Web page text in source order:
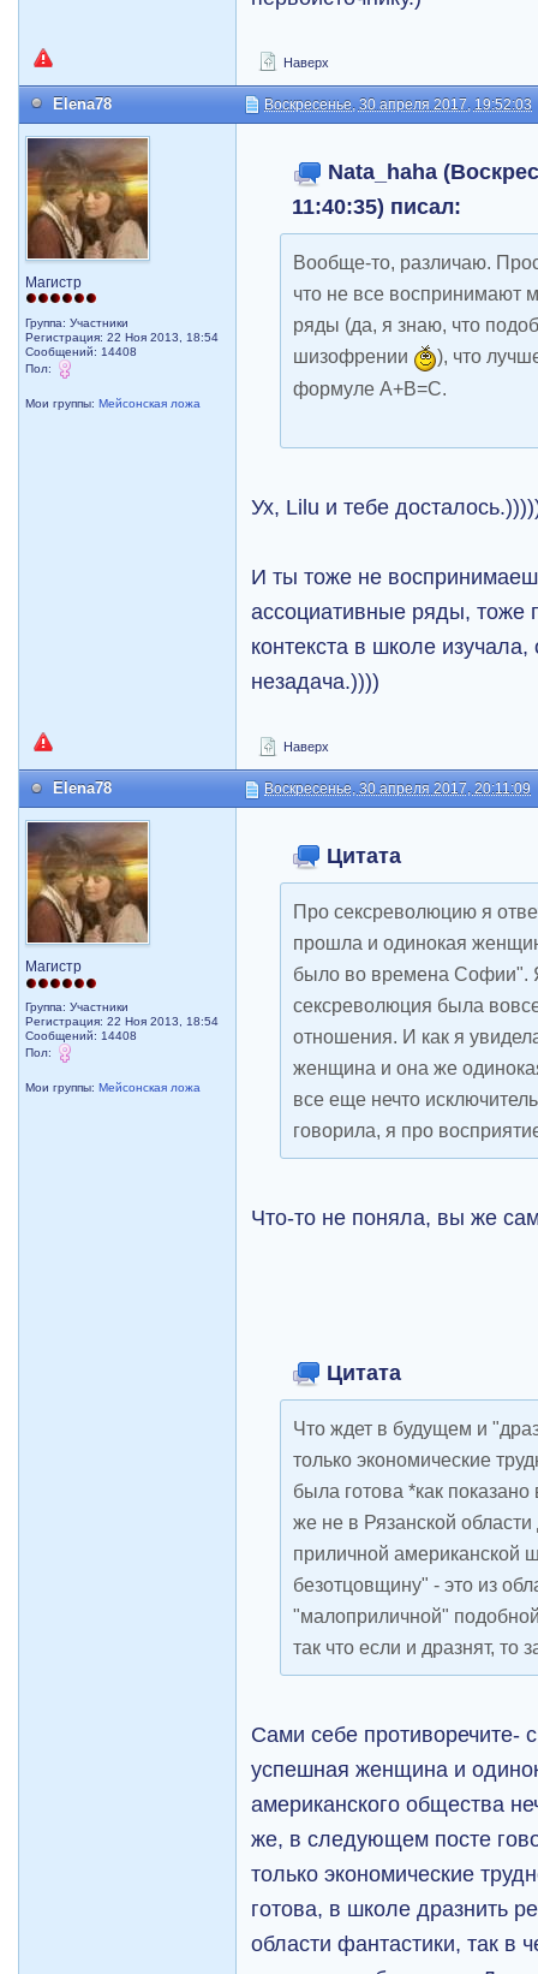
Наверх
Elena78 Воскресенье, 30 апреля 2017, 19:52:03
Магистр
Группа: Участники
Регистрация: 22 Ноя 2013, 18:54
Сообщений: 14408
Пол:
Мои группы:Мейсонская ложа
Nata_haha
11:40:35) писал:
Вообще-то, различаю.
что не все воспринимают
ряды (да, я знаю, что
шизофрении
), что
формуле А+В=С.
Ух, Lilu и тебе
И ты тоже не
ассоциативные ряды, тоже
контекста в школе
незадача.))))
Наверх
Elena78 Воскресенье, 30 апреля 2017, 20:11:09
Магистр
Группа: Участники
Регистрация: 22 Ноя 2013, 18:54
Сообщений: 14408
Пол:
Мои группы:Мейсонская ложа
Цитата
Про сексреволюцию я
прошла и одинокая
было во времена Софии".
сексреволюция была
отношения. И как я
женщина и она же
все еще нечто
говорила, я про
Что-то не поняла, вы же
Цитата
Что ждет в будущем и
только экономические
была готова *как
же не в Рязанской
приличной американской
безотцовщину" - это из
"малоприличной"
так что если и дразнят, то
Сами себе противоречите-
успешная женщина и
американского общества
же, в следующем посте
только экономические
готова, в школе дразнить
области фантастики, так в